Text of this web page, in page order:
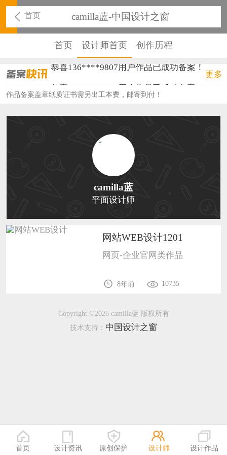
首页 camilla蓝-中国设计之窗
首页 设计师首页 创作历程
恭喜136****9807用户作品已成功备案！
恭喜159****4930用户作品已成功备案！
恭喜159****4201用户作品已成功备案！
恭喜133****6466用户作品已成功备案！
恭喜131****1475用户作品已成功备案！
恭喜138****8638用户作品已成功备案！
恭喜133****9020用户作品已成功备案！
更多
作品备案盖章纸质证书需另出工本费，邮寄到付！
camilla蓝
平面设计师
网站WEB设计1201
网页-企业官网类作品
8年前 10735
Copyright ©2026 camilla蓝 版权所有
技术支持： 中国设计之窗
首页 设计资讯 原创保护 设计师 设计作品